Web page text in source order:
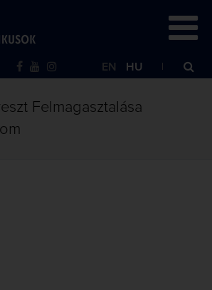
EN HU
Felmagasztalása